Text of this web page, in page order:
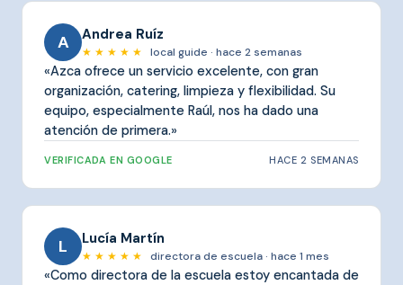
A Andrea Ruíz
★ ★ ★ ★ ★ local guide · hace 2 semanas
«Azca ofrece un servicio excelente, con gran
organización, catering, limpieza y flexibilidad. Su
equipo, especialmente Raúl, nos ha dado una
atención de primera.»
VERIFICADA EN GOOGLE HACE 2 SEMANAS
L Lucía Martín
★ ★ ★ ★ ★ directora de escuela · hace 1 mes
«Como directora de la escuela estoy encantada de